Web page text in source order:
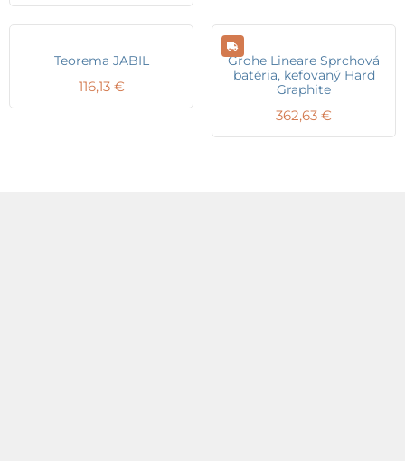
Teorema JABIL
116,13 €
Grohe Lineare Sprchová
batéria, kefovaný Hard
Graphite
362,63 €